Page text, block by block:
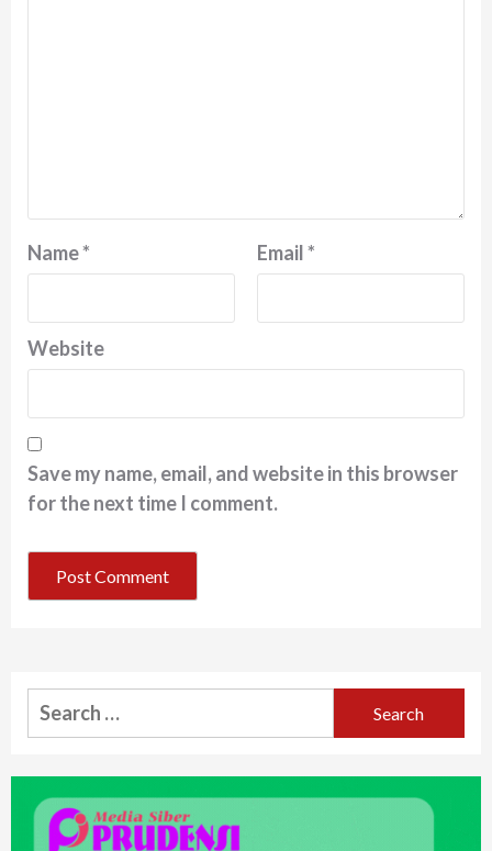
Name* Email*
Website
Save my name, email, and website in this browser
for the next time I comment.